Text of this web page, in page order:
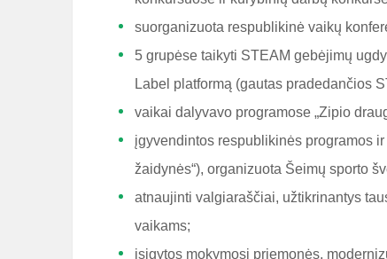
suorganizuota respublikinė vaikų
5 grupėse taikyti STEAM gebėjimų
Label platformą (gautas pradedančios
vaikai dalyvavo programose „Zipio
įgyvendintos respublikinės programos ir
žaidynės“), organizuota Šeimų sporto
atnaujinti valgiaraščiai, užtikrinantys
vaikams;
įsigytos mokymosi priemonės,